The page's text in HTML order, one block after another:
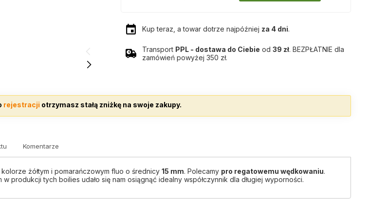
Kup teraz, a towar dotrze najpóźniej za 4 dni.
Transport PPL - dostawa do Ciebie od 39 zł. BEZPŁATNIE dla
zamówień powyżej 350 zł.
rejestracji otrzymasz stałą zniżkę na swoje zakupy.
Komentarze
kolorze żółtym i pomarańczowym fluo o średnicy15 mm. Polecamy pro regatowemu wędkowaniu.
w produkcji tych boilies udało się nam osiągnąć idealny współczynnik dla długiej wyporności.